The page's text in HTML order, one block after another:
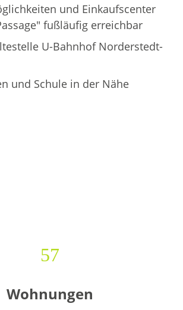
und Einkaufscenter
fußläufig erreichbar
U-Bahnhof Norderstedt-
und Schule in der Nähe
57
Wohnungen